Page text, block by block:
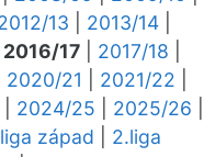
13 2013/14
2016/17 2017/18
2020/21 2021/22
2024/25 2025/26
západ
2.liga